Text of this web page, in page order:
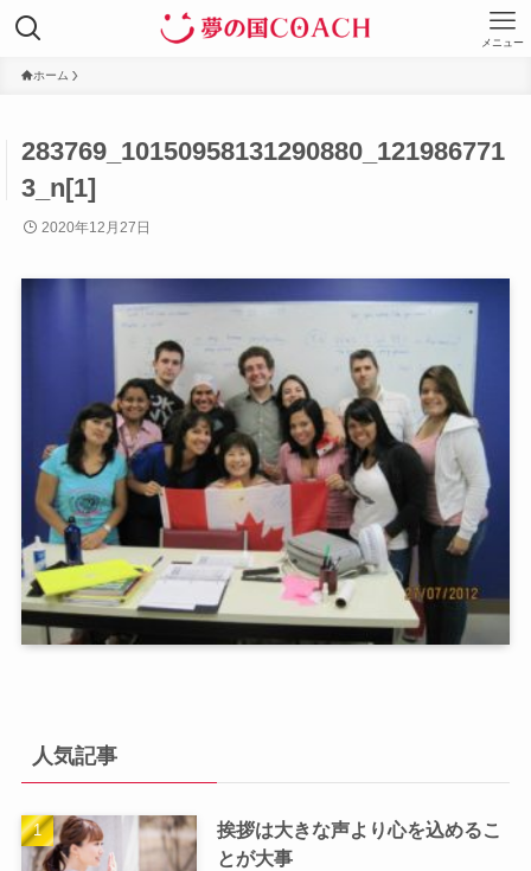
メニュー
ホーム
283769_10150958131290880_121986771
3_n[1]
2020年12月27日
人気記事
挨拶は大きな声より心を込めるこ
とが大事